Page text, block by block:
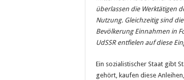
überlassen die Werktätigen
Nutzung. Gleichzeitig sind
Bevölkerung Einnahmen in
UdSSR entfielen auf diese
Ein sozialistischer Staat gibt
gehört, kaufen diese